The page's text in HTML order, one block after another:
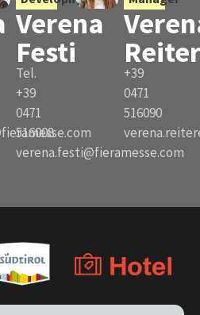
Verena
Festi
Tel.
+39
0471
516008
verena.festi@fieramesse.com
+39
0471
516090